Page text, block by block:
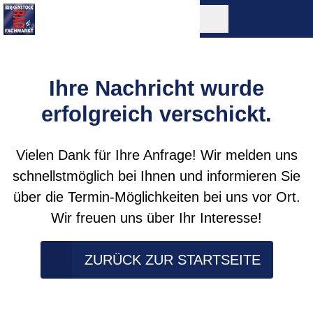
Ihre Nachricht wurde
erfolgreich verschickt.
Vielen Dank für Ihre Anfrage! Wir melden uns
schnellstmöglich bei Ihnen und informieren Sie
über die Termin-Möglichkeiten bei uns vor Ort.
Wir freuen uns über Ihr Interesse!
ZURÜCK ZUR STARTSEITE